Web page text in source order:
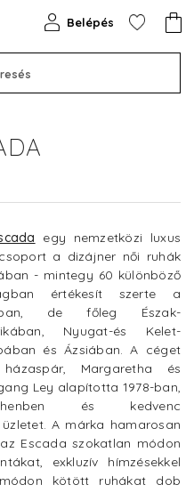
Belépés
egy nemzetközi luxus
a dizájner női ruhák
- mintegy 60 különböző
értékesít szerte a
de főleg Észak-
Nyugat-és Kelet-
és Ázsiában. A céget
Margaretha és
Ley alapította 1978-ban,
és kedvenc
A márka hamarosan
Escada szokatlan módon
exkluzív hímzésekkel
kötött ruhákat dob